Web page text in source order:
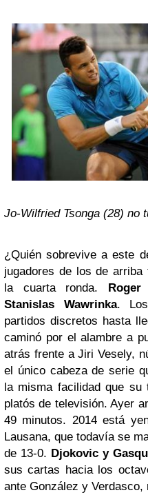
Jo-Wilfried Tsonga (28) no
¿Quién sobrevive a este
jugadores de los de arriba
la cuarta ronda. Roger
Stanislas Wawrinka.
partidos discretos hasta
caminó por el alambre a
atrás frente a Jiri Vesely,
el único cabeza de serie
la misma facilidad que su
platós de televisión. Ayer
49 minutos. 2014 está
Lausana, que todavía se
de 13-0. Djokovic y
sus cartas hacia los
ante González y Verdasco,